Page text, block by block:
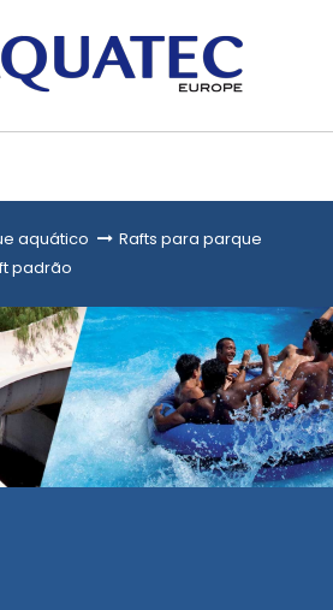
aquático > Rafts para parque
padrão